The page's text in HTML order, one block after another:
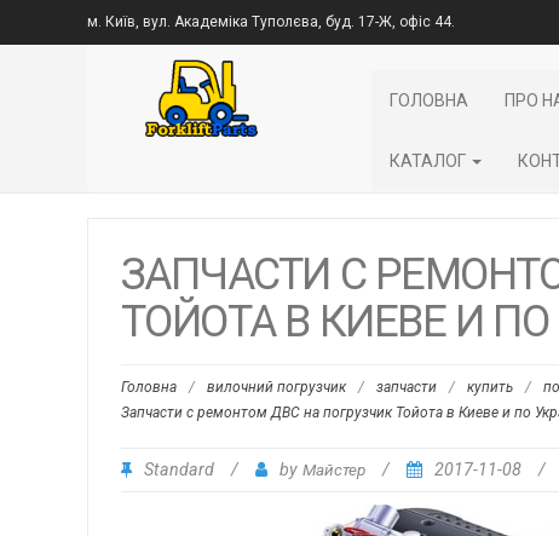
м. Київ, вул. Академіка Туполєва, буд. 17-Ж, офіс 44.
ГОЛОВНА ПРО
КАТАЛОГ
ЗАПЧАСТИ С
ТОЙОТА В КИЕВЕ И
Головна / вилочний погрузчик / запчасти / купить /
Запчасти с ремонтом ДВС на погрузчик Тойота в Киеве и по
Standard / by Майстер / 2017-11-08 /